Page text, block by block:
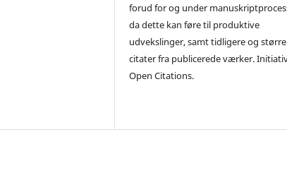
forud for og under
da dette kan føre til produktive
udvekslinger, samt tidligere og større
citater fra publicerede værker.
Open Citations.